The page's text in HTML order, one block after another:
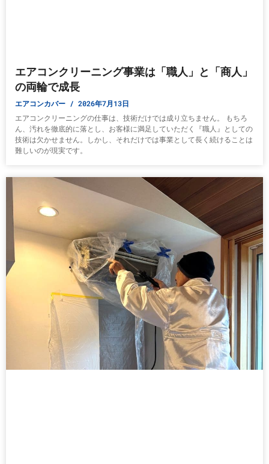
エアコンクリーニング事業は「職人」と「商人」
の両輪で成長
エアコンカバー 2026年7月13日
エアコンクリーニングの仕事は、技術だけでは成り立ちません。 もちろ
ん、汚れを徹底的に落とし、お客様に満足していただく『職人』としての
技術は欠かせません。しかし、それだけでは事業として長く続けることは
難しいのが現実です。